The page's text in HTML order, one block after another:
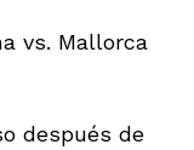
vs. Mallorca
después de